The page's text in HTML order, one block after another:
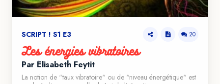
SCRIPT ! S1 E3 20
Les énergies vibratoires
Par Élisabeth Feytit
La notion de “taux vibratoire“ ou de “niveau énergétique“ est